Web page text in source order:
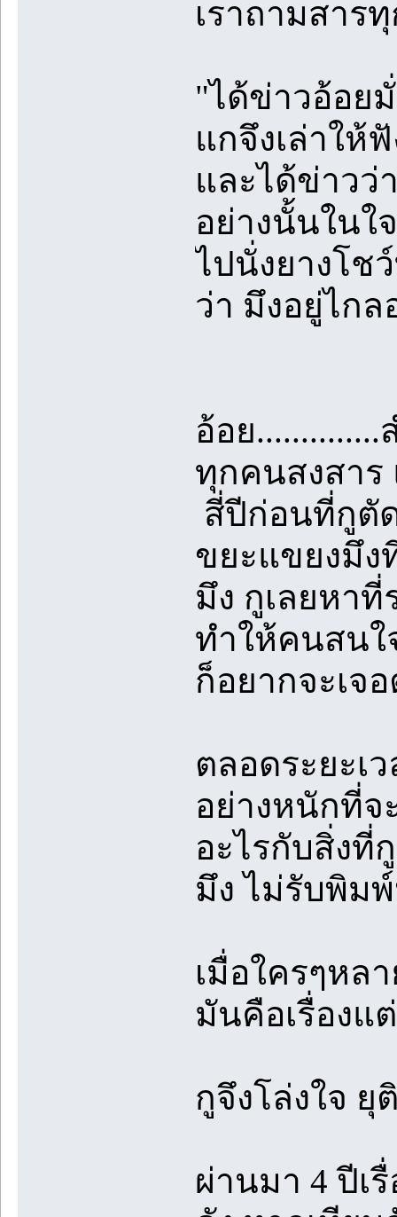
เราถามสาร
"ได้ข่าวอ้อย
แกจึงเล่าให้
และได้ข่าวว่
อย่างนั้นในใ
ไปนั่งยางโช
ว่า มึงอยู่ไก
อ้อย
ทุกคนสงสาร
สี่ปีก่อนที่กูตัด
ขยะแขยงมึ
มึง กูเลยหา
ทำให้คนสนใ
ก็อยากจะเจ
ตลอดระยะเ
อย่างหนักที่จ
อะไรกับสิ่งที่
มึง ไม่รับพิม
เมื่อใครๆหล
มันคือเรื่องแ
กูจึงโล่งใจ ยุ
ผ่านมา 4 ปีเ